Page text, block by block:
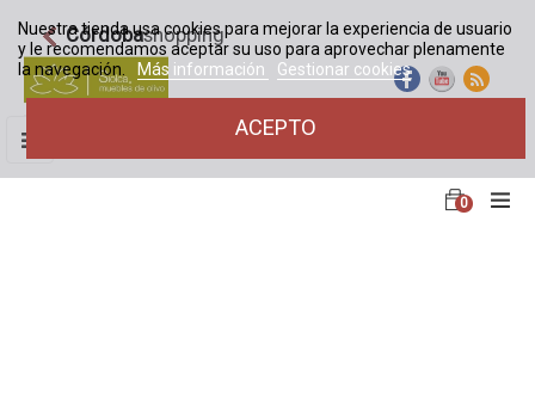
Córdobashopping
Nuestra tienda usa cookies para mejorar la experiencia de usuario
y le recomendamos aceptar su uso para aprovechar plenamente
la navegación.
Más información Gestionar cookies
ACEPTO
Navegación
de
palanca
☰
0